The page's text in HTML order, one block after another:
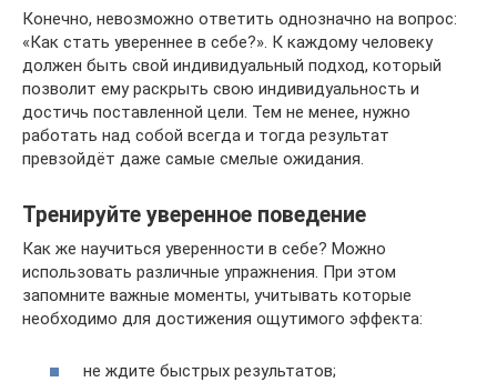
Конечно, невозможно ответить однозначно на вопрос:
«Как стать увереннее в себе?». К каждому человеку
должен быть свой индивидуальный подход, который
позволит ему раскрыть свою индивидуальность и
достичь поставленной цели. Тем не менее, нужно
работать над собой всегда и тогда результат
превзойдёт даже самые смелые ожидания.
Тренируйте уверенное поведение
Как же научиться уверенности в себе? Можно
использовать различные упражнения. При этом
запомните важные моменты, учитывать которые
необходимо для достижения ощутимого эффекта:
не ждите быстрых результатов;